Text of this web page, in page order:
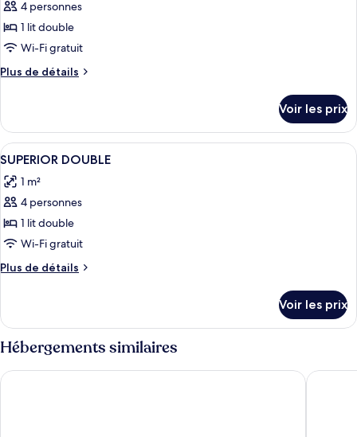
GARDEN
photos
pour
ce
type
de
PREMIUM
DOUBLE
4 personnes
1 lit double
Wi-Fi gratuit
Plus de détails
Plus
le
type
de
PREMIUM
DOUBLE
Voir les prix
Afficher
toutes
les
photos
pour
ce
type
de
SUPERIOR
DOUBLE
Minibar, espace de travail pour
4
SUPERIOR DOUBLE
1 m²
4 personnes
1 lit double
Wi-Fi gratuit
Plus de détails
Plus
le
type
de
chambre
SUPERIOR
Voir les prix
Hébergements similaires
Baía Branca Porto de Galinhas Enotel